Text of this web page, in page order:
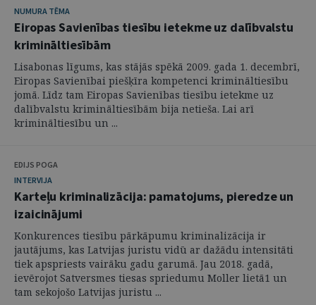
NUMURA TĒMA
Eiropas Savienības tiesību ietekme uz dalībvalstu
krimināltiesībām
Lisabonas līgums, kas stājās spēkā 2009. gada 1. decembrī,
Eiropas Savienībai piešķīra kompetenci krimināltiesību
jomā. Līdz tam Eiropas Savienības tiesību ietekme uz
dalībvalstu krimināltiesībām bija netieša. Lai arī
krimināltiesību un ...
EDIJS POGA
INTERVIJA
Karteļu kriminalizācija: pamatojums, pieredze un
izaicinājumi
Konkurences tiesību pārkāpumu kriminalizācija ir
jautājums, kas Latvijas juristu vidū ar dažādu intensitāti
tiek apspriests vairāku gadu garumā. Jau 2018. gadā,
ievērojot Satversmes tiesas spriedumu Moller lietā1 un
tam sekojošo Latvijas juristu ...